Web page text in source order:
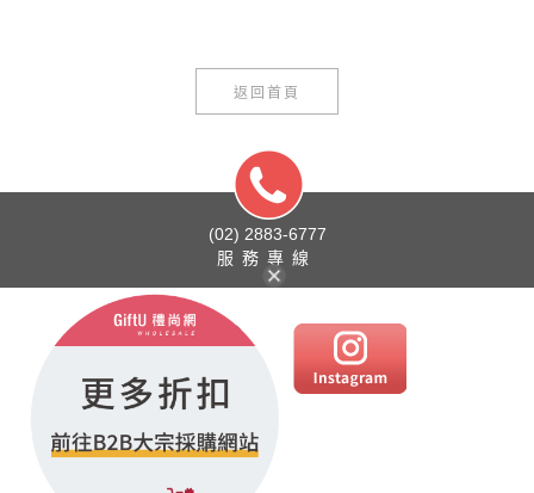
返回首頁
(02) 2883-6777
服務專線